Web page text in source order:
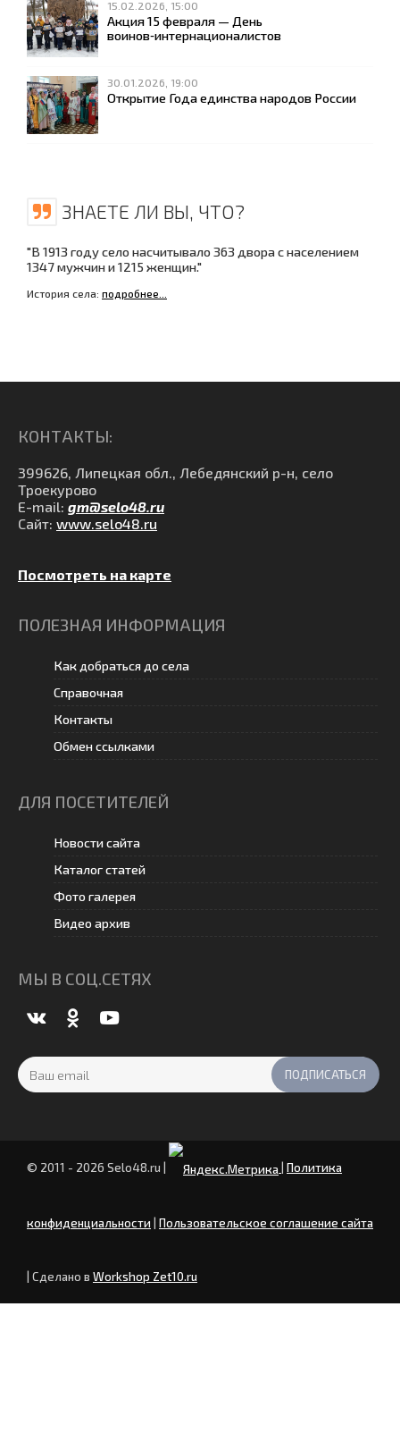
15.02.2026, 15:00
Акция 15 февраля — День
воинов‑интернационалистов
30.01.2026, 19:00
Открытие Года единства народов России
ЗНАЕТЕ ЛИ ВЫ, ЧТО?
"В 1913 году село насчитывало 363 двора с населением
1347 мужчин и 1215 женщин."
История села: подробнее...
КОНТАКТЫ:
399626, Липецкая обл., Лебедянский р-н, село
Троекурово
E-mail: gm@selo48.ru
Сайт: www.selo48.ru
Посмотреть на карте
ПОЛЕЗНАЯ ИНФОРМАЦИЯ
Как добраться до села
Справочная
Контакты
Обмен ссылками
ДЛЯ ПОСЕТИТЕЛЕЙ
Новости сайта
Каталог статей
Фото галерея
Видео архив
МЫ В СОЦ.СЕТЯХ
© 2011 - 2026 Selo48.ru Политика
конфиденциальности Пользовательское соглашение сайта
| Сделано в Workshop Zet10.ru